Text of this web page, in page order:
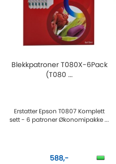
Blekkpatroner T080X-6Pack
(T080 ...
Erstatter Epson T0807 Komplett
sett - 6 patroner Økonomipakke ...
588,-